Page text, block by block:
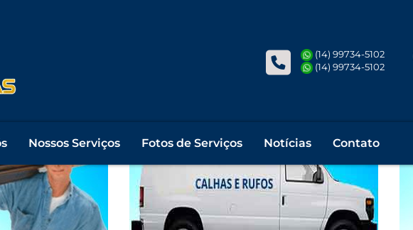
(14) 99734-5102
(14) 99734-5102
Nossos Serviços Fotos de Serviços Notícias Contato
rufos, pingadeiras ou condutores para